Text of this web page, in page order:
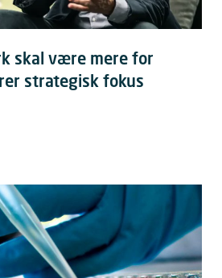
skal være mere for
strategisk fokus